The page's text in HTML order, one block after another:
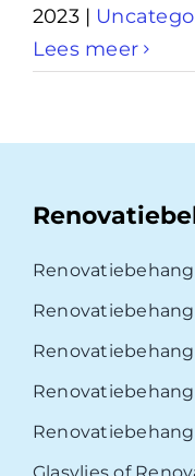
2023 |
Lees meer
Renovatiebehang